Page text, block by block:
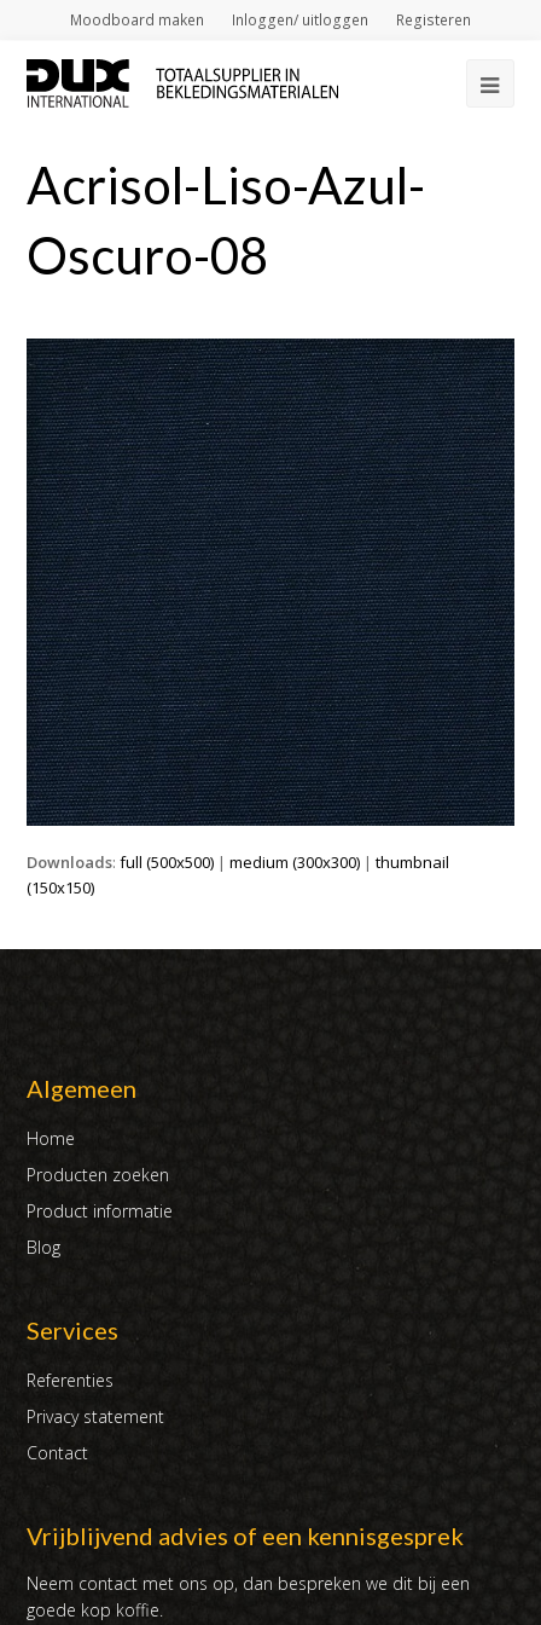
Moodboard maken Inloggen/ uitloggen Registeren
Acrisol-Liso-Azul-
Oscuro-08
Downloads:full (500x500) |medium (300x300) |thumbnail
(150x150)
Algemeen
Home
Producten zoeken
Product informatie
Blog
Services
Referenties
Privacy statement
Contact
Vrijblijvend advies of een kennisgesprek
Neem contact met ons op, dan bespreken we dit bij een
goede kop koffie.